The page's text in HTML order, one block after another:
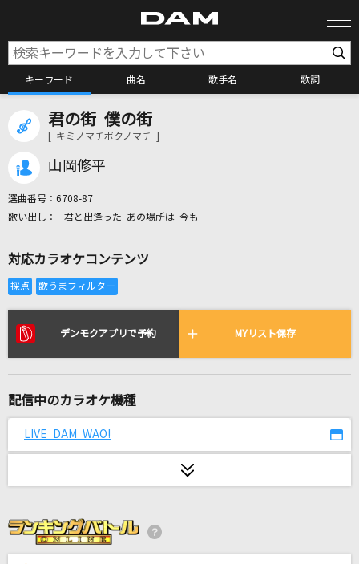
キーワード 曲名 歌手名 歌詞
カラオケ検索
リアルタイムで歌われている曲の一覧
もう少しだけ
LOSER
[生音]プライド革命
君の街 僕の街
[ キミノマチボクノマチ ]
山岡修平
選曲番号： 6708-87
君と出逢った あの場所は 今も
対応カラオケコンテンツ
デンモクアプリで予約 MYリスト保存
配信中のカラオケ機種
LIVE DAM WAO!